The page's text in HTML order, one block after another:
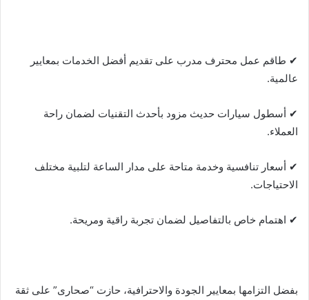
✔ طاقم عمل محترف مدرب على تقديم أفضل الخدمات بمعايير
عالمية.
✔ أسطول سيارات حديث مزود بأحدث التقنيات لضمان راحة
العملاء.
✔ أسعار تنافسية وخدمة متاحة على مدار الساعة لتلبية مختلف
الاحتياجات.
✔ اهتمام خاص بالتفاصيل لضمان تجربة راقية ومريحة.
بفضل التزامها بمعايير الجودة والاحترافية، حازت “صحارى” على ثقة